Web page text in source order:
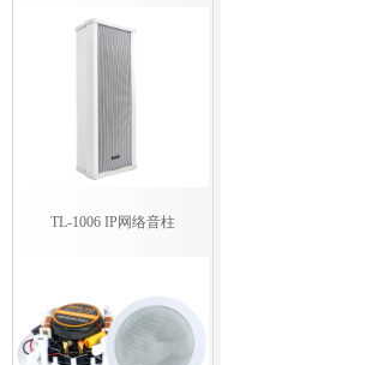
TL-1006 IP网络音柱